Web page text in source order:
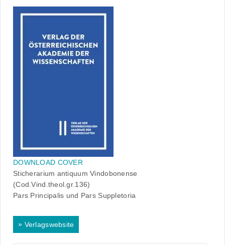
DOWNLOAD COVER
Sticherarium antiquum Vindobonense
(Cod.Vind.theol.gr.136)
Pars Principalis und Pars Suppletoria
» Verlagswebsite